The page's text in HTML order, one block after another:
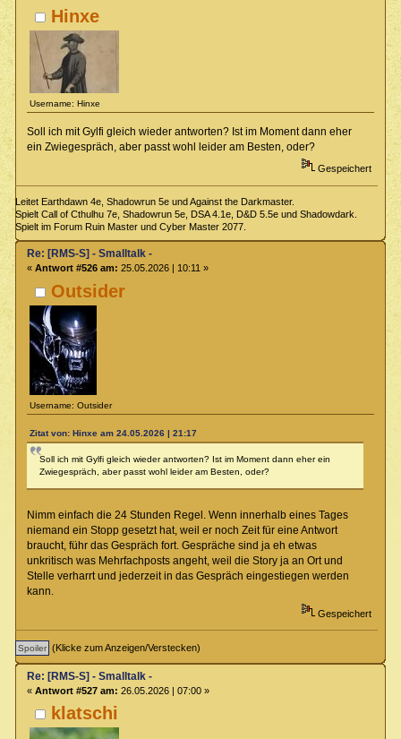
Hinxe
Username: Hinxe
Soll ich mit Gylfi gleich wieder antworten? Ist im Moment dann eher
ein Zwiegespräch, aber passt wohl leider am Besten, oder?
Gespeichert
Leitet Earthdawn 4e, Shadowrun 5e und Against the Darkmaster.
Spielt Call of Cthulhu 7e, Shadowrun 5e, DSA 4.1e, D&D 5.5e und Shadowdark.
Spielt im Forum Ruin Master und Cyber Master 2077.
Outsider
Username: Outsider
Re: [RMS-S] - Smalltalk -
« Antwort #526 am: 25.05.2026 | 10:11 »
Zitat von: Hinxe am 24.05.2026 | 21:17
Soll ich mit Gylfi gleich wieder antworten? Ist im Moment dann eher ein
Zwiegespräch, aber passt wohl leider am Besten, oder?
Nimm einfach die 24 Stunden Regel. Wenn innerhalb eines Tages
niemand ein Stopp gesetzt hat, weil er noch Zeit für eine Antwort
braucht, führ das Gespräch fort. Gespräche sind ja eh etwas
unkritisch was Mehrfachposts angeht, weil die Story ja an Ort und
Stelle verharrt und jederzeit in das Gespräch eingestiegen werden
kann.
Gespeichert
(Klicke zum Anzeigen/Verstecken)
klatschi
Re: [RMS-S] - Smalltalk -
« Antwort #527 am: 26.05.2026 | 07:00 »